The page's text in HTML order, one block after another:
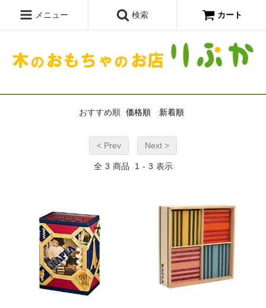
メニュー 検索 カート
おすすめ順 価格順 新着順
< Prev Next >
全 3 商品 1 - 3 表示